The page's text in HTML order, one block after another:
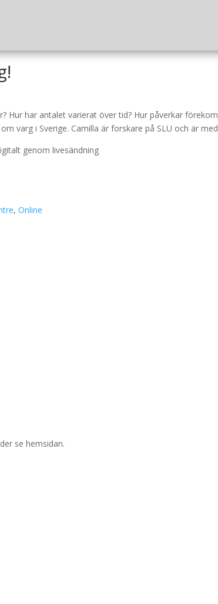
Hur har antalet varierat över tid? Hur påverkar
varg i Sverige. Camilla är forskare på SLU och är
genom livesändning
, Online
se hemsidan.